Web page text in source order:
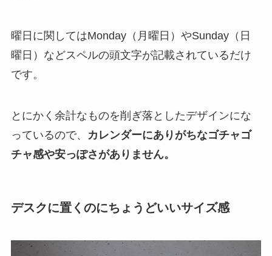
曜日に関してはMonday（月曜日）やSunday（日
曜日）などスペルの頭文字が記載されているだけ
です。
とにかく余計なものを削ぎ落としたデザインにな
っているので、
カレンダーにありがちなゴチャゴ
チャ感や安っぽさがありません。
デスクに置くのにちょうどいいサイズ感